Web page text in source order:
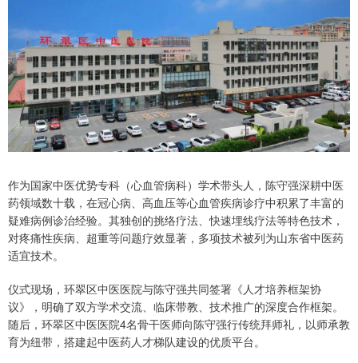
作为国家中医优势专科（心血管病科）学术带头人，陈守强深耕中医
药领域数十载，在冠心病、高血压等心血管疾病诊疗中积累了丰富的
疑难病例诊治经验。其独创的挑络疗法、快速埋线疗法等特色技术，
对疼痛性疾病、超重等问题疗效显著，多项技术被列为山东省中医药
适宜技术。
仪式现场，环翠区中医医院与陈守强共同签署《人才培养框架协
议》，明确了双方学术交流、临床带教、技术推广的深度合作框架。
随后，环翠区中医医院4名骨干医师向陈守强行传统拜师礼，以师承教
育为纽带，搭建起中医药人才梯队建设的优质平台。